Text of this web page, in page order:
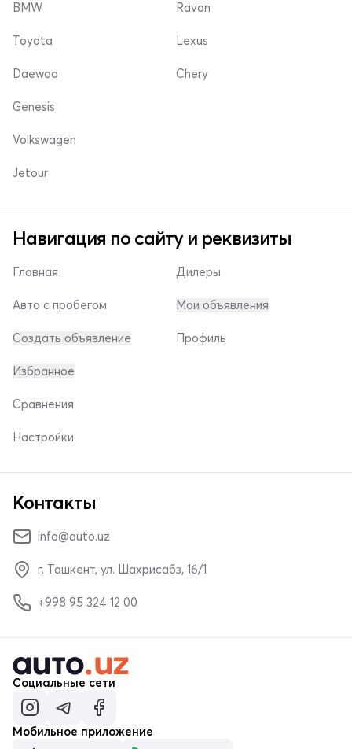
BMW
Toyota
Daewoo
Ravon
Lexus
Chery
Genesis
Volkswagen
Jetour
Навигация по сайту и реквизиты
Главная
Авто с пробегом
Создать объявление
Дилеры
Мои объявления
Профиль
Избранное
Сравнения
Настройки
Контакты
info@auto.uz
г. Ташкент, ул. Шахрисабз, 16/1
+998 95 324 12 00
Социальные сети
Мобильное приложение